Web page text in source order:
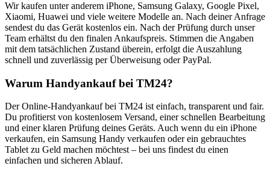
Wir kaufen unter anderem iPhone, Samsung Galaxy, Google Pixel,
Xiaomi, Huawei und viele weitere Modelle an. Nach deiner Anfrage
sendest du das Gerät kostenlos ein. Nach der Prüfung durch unser
Team erhältst du den finalen Ankaufspreis. Stimmen die Angaben
mit dem tatsächlichen Zustand überein, erfolgt die Auszahlung
schnell und zuverlässig per Überweisung oder PayPal.
Warum Handyankauf bei TM24?
Der Online-Handyankauf bei TM24 ist einfach, transparent und fair.
Du profitierst von kostenlosem Versand, einer schnellen Bearbeitung
und einer klaren Prüfung deines Geräts. Auch wenn du ein iPhone
verkaufen, ein Samsung Handy verkaufen oder ein gebrauchtes
Tablet zu Geld machen möchtest – bei uns findest du einen
einfachen und sicheren Ablauf.